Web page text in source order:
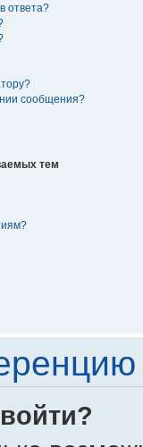
ответа?
сообщения?
тем